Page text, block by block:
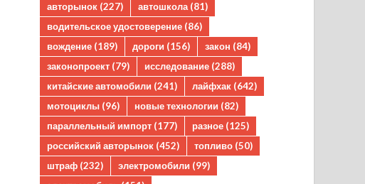
авторынок (227) автошкола (81)
водительское удостоверение (86)
вождение (189) дороги (156) закон (84)
законопроект (79) исследование (288)
китайские автомобили (241) лайфхак (642)
мотоциклы (96) новые технологии (82)
параллельный импорт (177) разное (125)
российский авторынок (452) топливо (50)
штраф (232) электромобили (99)